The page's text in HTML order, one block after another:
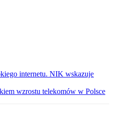
internetu. NIK wskazuje
wzrostu telekomów w Polsce